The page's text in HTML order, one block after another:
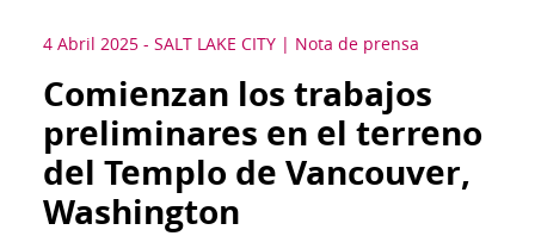
4 Abril 2025 - SALT LAKE CITY Nota de prensa
Comienzan los trabajos
preliminares en el terreno
del Templo de Vancouver,
Washington